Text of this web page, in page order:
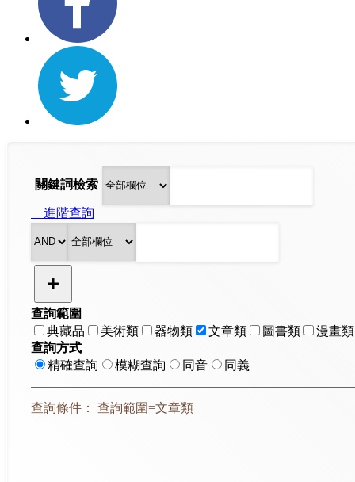
關鍵詞檢索
進階查詢
查詢範圍
典藏品
美術類 器物類 文章類 圖書類
漫畫類
查詢方式
精確查詢
模糊查詢 同音 同義
查詢條件： 查詢範圍=文章類